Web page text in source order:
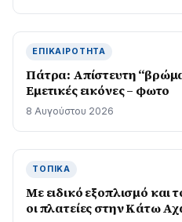
ΕΠΙΚΑΙΡΌΤΗΤΑ
Πάτρα: Απίστευτη
Εμετικές εικόνες – φωτο
8 Αυγούστου 2026
ΤΟΠΙΚΆ
Με ειδικό εξοπλισμό
οι πλατείες στην Κάτω